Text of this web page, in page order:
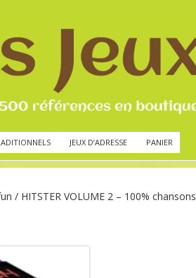
JEUX D’ADRESSE PANIER
/ HITSTER VOLUME 2 – 100% chansons